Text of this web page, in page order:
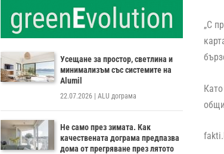
Усещане за простор, светлина и
минимализъм със системите на
Alumil
22.07.2026 | ALU дограма
Не само през зимата. Как
качествената дограма предпазва
дома от прегряване през лятото
„С